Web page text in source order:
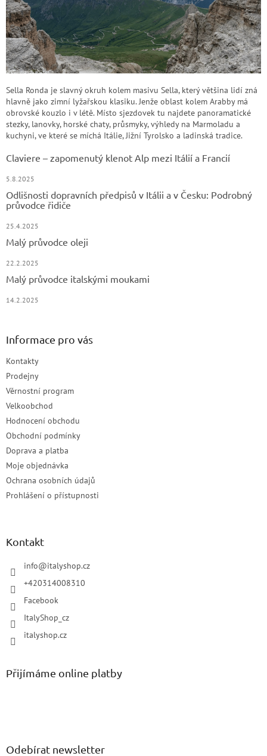
Sella Ronda je slavný okruh kolem masivu Sella, který většina lidí zná
hlavně jako zimní lyžařskou klasiku. Jenže oblast kolem Arabby má
obrovské kouzlo i v létě. Místo sjezdovek tu najdete panoramatické
stezky, lanovky, horské chaty, průsmyky, výhledy na Marmoladu a
kuchyni, ve které se míchá Itálie, Jižní Tyrolsko a ladinská tradice.
Claviere – zapomenutý klenot Alp mezi Itálií a Francií
5.8.2025
Odlišnosti dopravních předpisů v Itálii a v Česku: Podrobný
průvodce řidiče
25.4.2025
Malý průvodce oleji
22.2.2025
Malý průvodce italskými moukami
14.2.2025
Informace pro vás
Kontakty
Prodejny
Věrnostní program
Velkoobchod
Hodnocení obchodu
Obchodní podmínky
Doprava a platba
Moje objednávka
Ochrana osobních údajů
Prohlášení o přístupnosti
Kontakt
info@italyshop.cz
+420314008310
Facebook
ItalyShop_cz
italyshop.cz
Přijímáme online platby
Odebírat newsletter